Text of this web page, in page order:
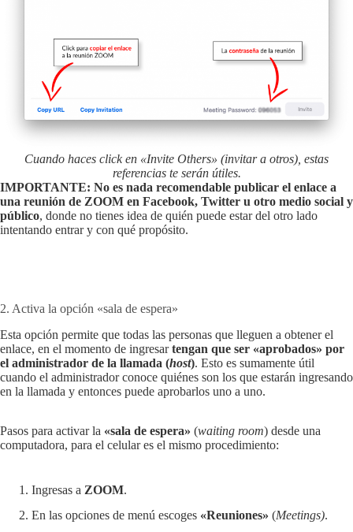
Cuando haces click en «Invite Others» (invitar a otros), estas
referencias te serán útiles.
IMPORTANTE: No es nada recomendable publicar el enlace a
una reunión de ZOOM en Facebook, Twitter u otro medio social y
público, donde no tienes idea de quién puede estar del otro lado
intentando entrar y con qué propósito.
2. Activa la opción «sala de espera»
Esta opción permite que todas las personas que lleguen a obtener el
enlace, en el momento de ingresartengan que ser «aprobados» por
el administrador de la llamada (host). Esto es sumamente útil
cuando el administrador conoce quiénes son los que estarán ingresando
en la llamada y entonces puede aprobarlos uno a uno.
Pasos para activar la «sala de espera» (waiting room) desde una
computadora, para el celular es el mismo procedimiento:
Ingresas a ZOOM.
En las opciones de menú escoges «Reuniones» (Meetings).